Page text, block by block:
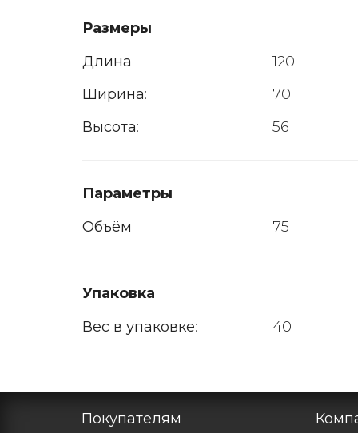
Размеры
Длина:
120
Ширина:
70
Высота: 56
Параметры
Объём: 75
Упаковка
Вес в упаковке: 40
Покупателям